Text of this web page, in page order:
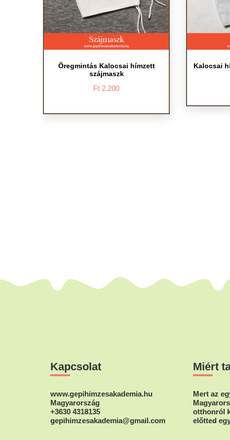
Öregmintás Kalocsai hímzett
szájmaszk
Ft 2.200
Kalocsai
Kapcsolat
www.gepihimzesakademia.hu
Magyarország
+3630 4318135
gepihimzesakademia@gmail.com
Miért
Mert az
otthonról
előtted